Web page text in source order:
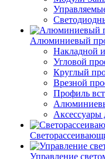
Алюминиевый
Накладной
Угловой
Круглый
Врезной
Профиль
Аксессуары
Управление